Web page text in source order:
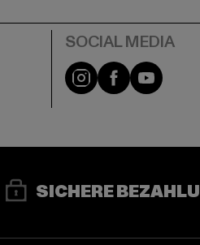
Instagram
Facebook
SICHERE